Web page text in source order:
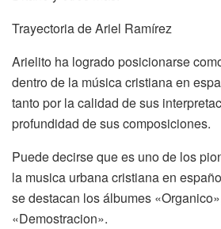
Trayectoria de Ariel Ramírez
Arielito ha logrado posicionarse
dentro de la música cristiana en
tanto por la calidad de sus
profundidad de sus composiciones.
Puede decirse que es uno de los
la musica urbana cristiana en
se destacan los álbumes
«Demostracion».